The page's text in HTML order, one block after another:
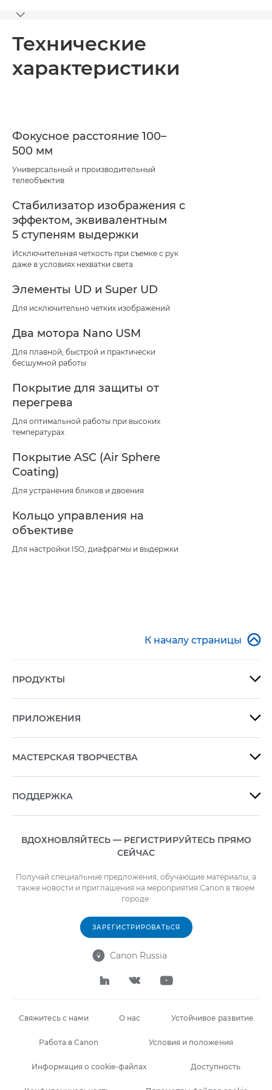
Toggle breadcrumbs
Поддержка
Технические
характеристики
Фокусное расстояние 100–
500 мм
Универсальный и производительный
телеобъектив
Стабилизатор изображения с
эффектом, эквивалентным
5 ступеням выдержки
Исключительная четкость при съемке с рук
даже в условиях нехватки света
Элементы UD и Super UD
Для исключительно четких изображений
Два мотора Nano USM
Для плавной, быстрой и практически
бесшумной работы
Покрытие для защиты от
перегрева
Для оптимальной работы при высоких
температурах
Покрытие ASC (Air Sphere
Coating)
Для устранения бликов и двоения
Кольцо управления на
объективе
Для настройки ISO, диафрагмы и выдержки
К началу страницы 
ПРОДУКТЫ 
ПРИЛОЖЕНИЯ 
МАСТЕРСКАЯ ТВОРЧЕСТВА 
ПОДДЕРЖКА 
ВДОХНОВЛЯЙТЕСЬ — РЕГИСТРИРУЙТЕСЬ ПРЯМО
СЕЙЧАС
Получай специальные предложения, обучающие материалы, а
также новости и приглашения на мероприятия Canon в твоем
городе.
ЗАРЕГИСТРИРОВАТЬСЯ
 Canon Russia
  
Свяжитесь с нами О нас Устойчивое развитие
Работа в Canon Условия и положения
Информация о cookie-файлах Доступность